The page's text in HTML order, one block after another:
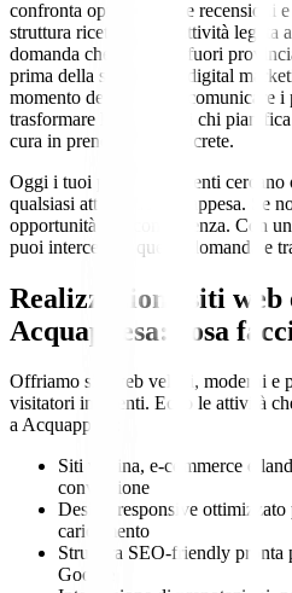
confronta opzioni, legge recensioni e
struttura ricettiva o un'attività legata
domanda che arriva da fuori
prima della stagione. Il digital
momento della ricerca, comunicare
trasformare l'interesse di chi
cura in prenotazioni concrete.
Oggi i tuoi potenziali clienti cercano
qualsiasi attività a Acquappesa. Se
opportunità alla concorrenza. Con
puoi intercettare questa domanda e
Realizzazione siti web
Acquappesa: cosa
Offriamo siti web veloci, moderni e
visitatori in clienti. Ecco le attività
a Acquappesa:
Siti vetrina, e-commerce e
conversione
Design responsive
caricamento
Struttura SEO-friendly pronta
Google